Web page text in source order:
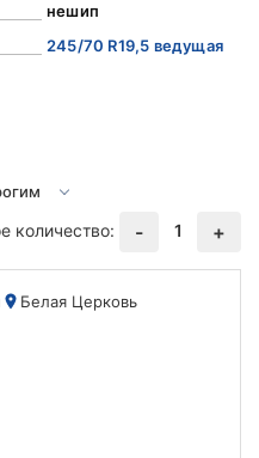
нешип
245/70 R19,5 ведущая
количество:
- 1 +
Белая Церковь